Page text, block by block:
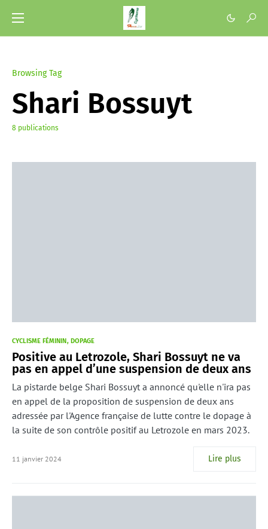
Browsing Tag
Shari Bossuyt
8 publications
CYCLISME FÉMININ DOPAGE
Positive au Letrozole, Shari Bossuyt ne va
pas en appel d’une suspension de deux ans
La pistarde belge Shari Bossuyt a annoncé qu'elle n'ira pas
en appel de la proposition de suspension de deux ans
adressée par l'Agence française de lutte contre le dopage à
la suite de son contrôle positif au Letrozole en mars 2023.
11 janvier 2024 Lire plus